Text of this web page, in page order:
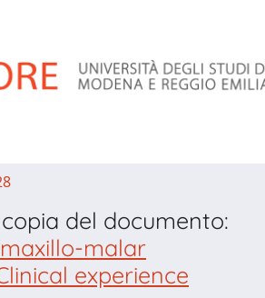
del documento:
malar
experience